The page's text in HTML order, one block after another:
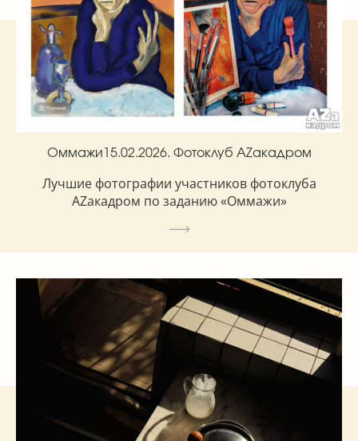
Оммажи15.02.2026. Фотоклуб AZакадром
Лучшие фотографии участников фотоклуба
AZакадром по заданию «Оммажи»